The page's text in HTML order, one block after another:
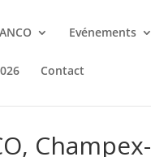
Evénements
Contact